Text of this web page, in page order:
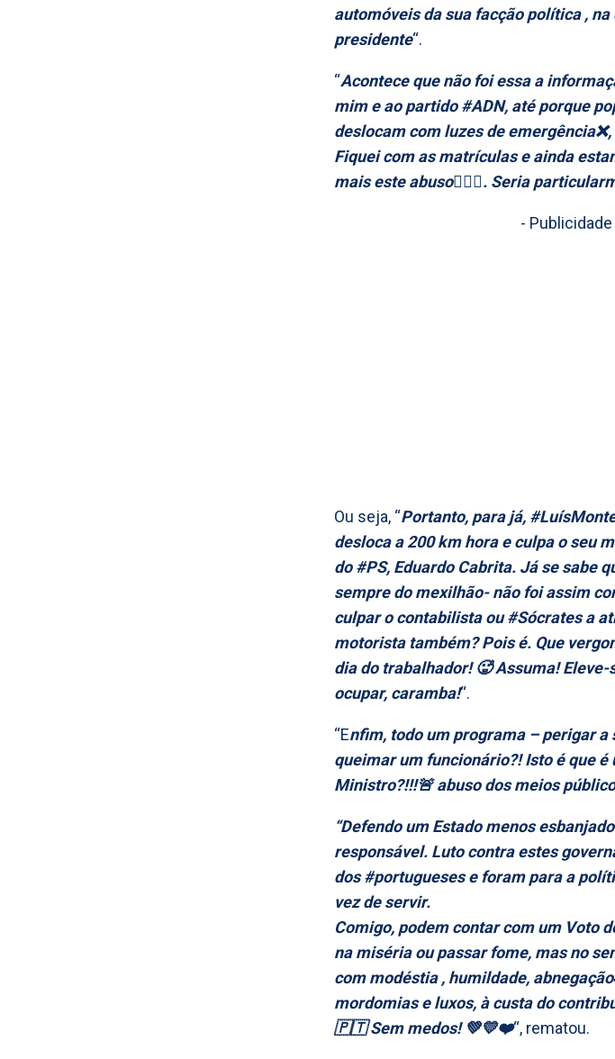
automóveis da sua facção política ,
presidente“.
“Acontece que não foi essa a
mim e ao partido #ADN, até porque
deslocam com luzes de
Fiquei com as matrículas e ainda
mais este abuso🕵🏻‍♀️. Seria
- Publicidade
Ou seja, “Portanto, para já,
desloca a 200 km hora e culpa o seu
do #PS, Eduardo Cabrita. Já se sabe
sempre do mexilhão- não foi assim
culpar o contabilista ou #Sócrates a
motorista também? Pois é. Que
dia do trabalhador! 🥵 Assuma!
ocupar, caramba!“.
“Enfim, todo um programa – perigar a
queimar um funcionário?! Isto é que
Ministro?!‼️🚨 abuso dos meios
“Defendo um Estado menos
responsável. Luto contra estes
dos #portugueses e foram para a
vez de servir.
Comigo, podem contar com um Voto
na miséria ou passar fome, mas no
com modéstia , humildade,
mordomias e luxos, à custa do
🇵🇹 Sem medos! 💚💛❤️“, rematou.